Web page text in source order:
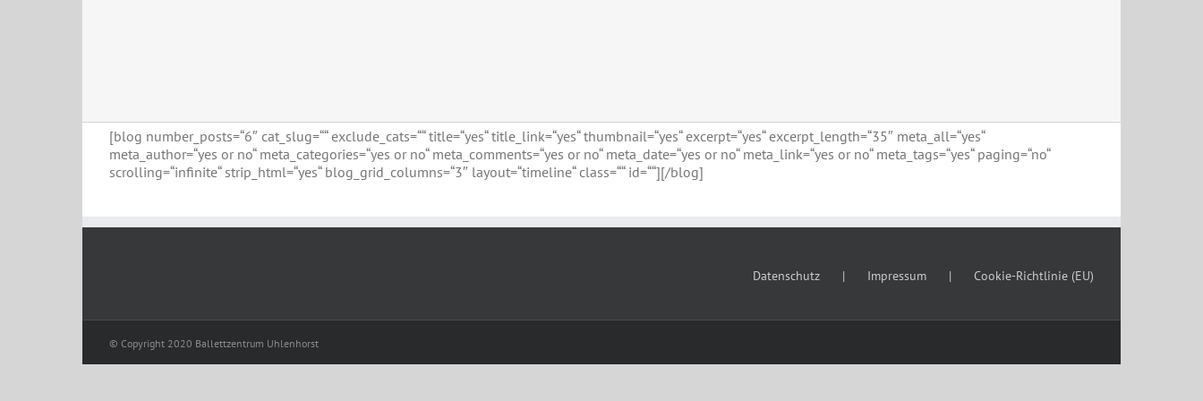
[blog number_posts=“6″ cat_slug=““ exclude_cats=““ title=“yes“ title_link=“yes“ thumbnail=“yes“ excerpt=“yes“ excerpt_length=“35″ meta_all=“yes“
meta_author=“yes or no“ meta_categories=“yes or no“ meta_comments=“yes or no“ meta_date=“yes or no“ meta_link=“yes or no“ meta_tags=“yes“ paging=“no“
scrolling=“infinite“ strip_html=“yes“ blog_grid_columns=“3″ layout=“timeline“ class=““ id=““][/blog]
Datenschutz Impressum Cookie-Richtlinie (EU)
© Copyright 2020 Ballettzentrum Uhlenhorst